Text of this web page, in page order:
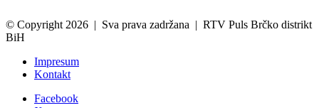
© Copyright 2026 | Sva prava zadržana | RTV Puls Brčko distrikt
BiH
Impresum
Kontakt
Facebook